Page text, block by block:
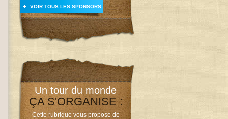
VOIR TOUS LES SPONSORS
Un tour du monde
ÇA S'ORGANISE :
Cette rubrique vous propose de